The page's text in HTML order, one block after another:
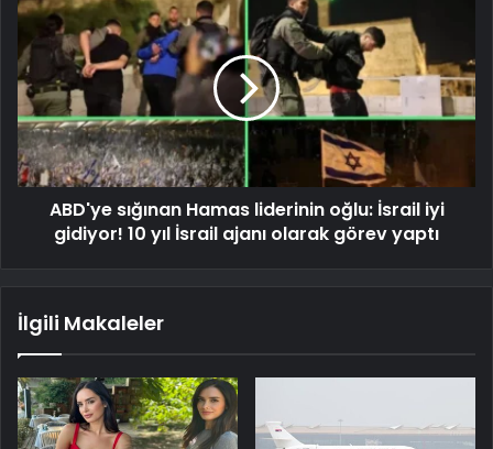
ABD'ye sığınan Hamas liderinin oğlu: İsrail iyi
gidiyor! 10 yıl İsrail ajanı olarak görev yaptı
İlgili Makaleler